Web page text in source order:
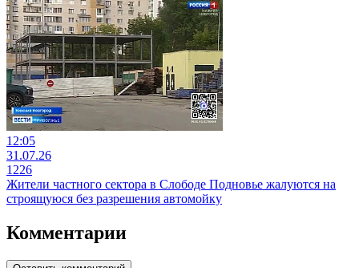
12:05
31.07.26
1226
Жители частного сектора в Слободе Подновье жалуются на
строящуюся без разрешения автомойку
Комментарии